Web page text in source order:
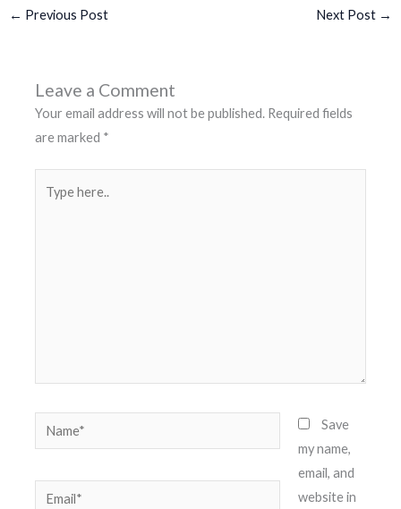
← Previous Post Next Post →
Leave a Comment
Your email address will not be published. Required fields
are marked *
here..
Name*
Email*
Save
my name,
email, and
website in